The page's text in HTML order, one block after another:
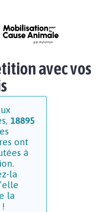
avec vos
18895
ont
à
la
la